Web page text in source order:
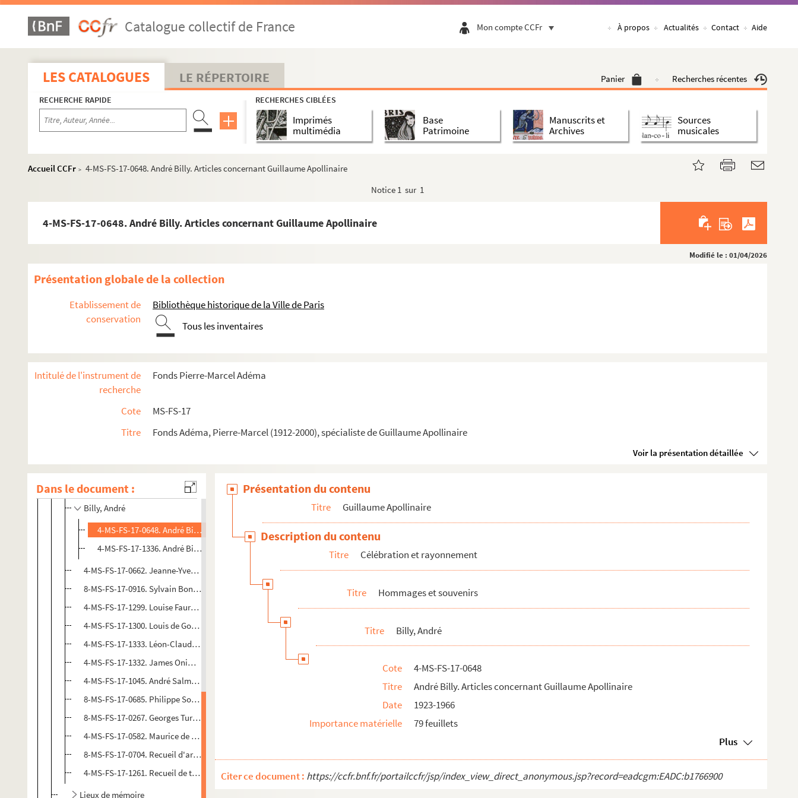
Catalogue collectif de France Mon compte CCFr À propos Actualités Contact Aide
LES CATALOGUES LE RÉPERTOIRE Panier Recherches récentes
RECHERCHE RAPIDE RECHERCHES CIBLÉES
Imprimés
multimédia
Base
Patrimoine
Manuscrits et
Archives
Sources
musicales
Accueil CCFr > 4-MS-FS-17-0648. André Billy. Articles concernant Guillaume Apollinaire
Notice 1 sur 1
4-MS-FS-17-0648. André Billy. Articles concernant Guillaume Apollinaire
Modifié le : 01/04/2026
Présentation globale de la collection
Etablissement de
conservation
Bibliothèque historique de la Ville de Paris
Tous les inventaires
Intitulé de l'instrument de
recherche
Fonds Pierre-Marcel Adéma
Cote
MS-FS-17
Titre
Fonds Adéma, Pierre-Marcel (1912-2000), spécialiste de Guillaume Apollinaire
Voir la présentation détaillée
Dans le document :
Œuvres
Portraits
Etudes
Documents en vente
Célébration et rayonnement
4-MS-FS-17-1363. Amis de Guillaume Apollinaire
Société des Amis de Guillaume Apollinaire
Anniversaires de sa mort
Centenaire de sa naissance (1980)
Conférences
Expositions
Hommages et souvenirs
4-MS-FS-17-0580. Matinée Guillaume Apollinaire, Paris, galerie L'effort moderne Léonce Rosenberg, 8 juin 1919
4-MS-FS-17-1295. Les réverbères. Hommage à Guillaume Apollinaire, Paris, Caveau Camille Desmoulins, 6 et 7 juillet 19...
4-MS-FS-17-0749. Annonce de causerie de Louise Faure-Favier sur Apollinaire, Paris, Ile St-Louis, 14 novembre 1947
Billy, André
4-MS-FS-17-0648. André Billy. Articles concernant Guillaume Apollinaire
4-MS-FS-17-1336. André Billy. "Apollinaire le mal aimé",
, 19 avril 1952
4-MS-FS-17-0662. Jeanne-Yves Blanc. Articles concernant à Guillaume Apollinaire
8-MS-FS-17-0916. Sylvain Bonmariage. "Mes souvenirs sur Guillaume Apollinaire et d'autres",Ophrys, n° 2, juin 1947
4-MS-FS-17-1299. Louise Faure-Favier. Articles concernant Guillaume Apollinaire
4-MS-FS-17-1300. Louis de Gonzague Frick. Articles concernant Guillaume Apollinaire
4-MS-FS-17-1333. Léon-Claude Mercerot. Guillaume Apollinaire
4-MS-FS-17-1332. James Onimus. Souvenirs sur Guillaume Apollinaire
4-MS-FS-17-1045. André Salmon. Articles
8-MS-FS-17-0685. Philippe Soupault. "Guillaume Apollinaire",
La revue européenne, 1926
8-MS-FS-17-0267. Georges Turpin. "Mes premières rencontres avec Apollinaire",
L'Acropole
, juin-juillet 1951
4-MS-FS-17-0582. Maurice de Vlaminck. "Guillaume Apollinaire",
8-MS-FS-17-0704. Recueil d'articles publiés dans
4-MS-FS-17-1261. Recueil de textes de Maurice Betz, Gabrielle Buffet, Louis Chadourne, Fernand Demeure, Paul Dermée, ...
Lieux de mémoire
Présentation du contenu
Titre Guillaume Apollinaire
Description du contenu
Titre Célébration et rayonnement
Titre Hommages et souvenirs
Titre Billy, André
Cote
4-MS-FS-17-0648
Titre
André Billy. Articles concernant Guillaume Apollinaire
Date
1923-1966
Importance matérielle
79 feuillets
Plus
Citer ce document : https://ccfr.bnf.fr/portailccfr/jsp/index_view_direct_anonymous.jsp?record=eadcgm:EADC:b1766900